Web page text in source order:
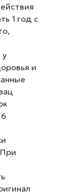
1 год с
и